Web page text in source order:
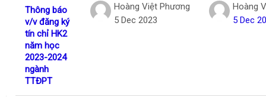
Thông báo
v/v đăng ký
tín chỉ HK2
năm học
2023-2024
ngành
TTĐPT
Hoàng Việt Phương
5 Dec 2023
Hoàng
5 Dec